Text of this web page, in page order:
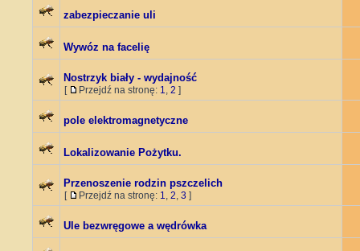
zabezpieczanie uli
Wywóz na facelię
Nostrzyk biały - wydajność
[ Przejdź na stronę: 1, 2 ]
pole elektromagnetyczne
Lokalizowanie Pożytku.
Przenoszenie rodzin pszczelich
[ Przejdź na stronę: 1, 2, 3 ]
Ule bezwręgowe a wędrówka